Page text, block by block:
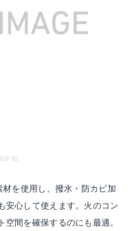
を使用し、撥水・防カビ加
安心して使えます。火のコン
空間を確保するのにも最適。